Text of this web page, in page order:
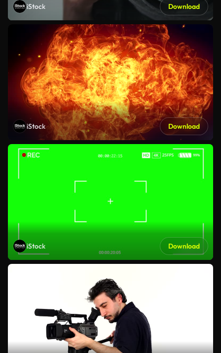
iStock Download
iStock Download
iStock Download